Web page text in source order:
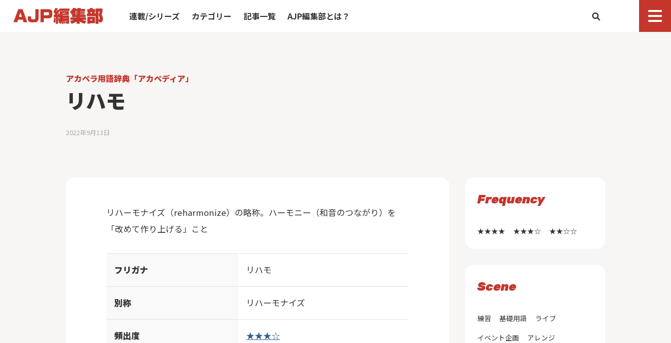
連載/シリーズ カテゴリー 記事一覧 AJP編集部とは？
アカペラ用語辞典「アカペディア」
リハモ
2022年9月13日
リハーモナイズ（reharmonize）の略称。ハーモニー（和音のつながり）を
「改めて作り上げる」こと
フリガナ リハモ
別称 リハーモナイズ
頻出度 ★★★☆
Frequency
★★★★ ★★★☆ ★★☆☆
Scene
練習 基礎用語
ライブ
イベント企画
アレンジ